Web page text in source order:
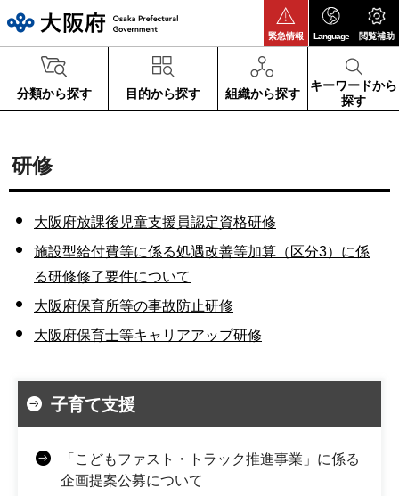
緊急情報 Language 閲覧補助
分類から探す 目的から探す 組織から探す
キーワードから
探す
研修
大阪府放課後児童支援員認定資格研修
施設型給付費等に係る処遇改善等加算（区分3）に係
る研修修了要件について
大阪府保育所等の事故防止研修
大阪府保育士等キャリアアップ研修
子育て支援
「こどもファスト・トラック推進事業」に係る
企画提案公募について